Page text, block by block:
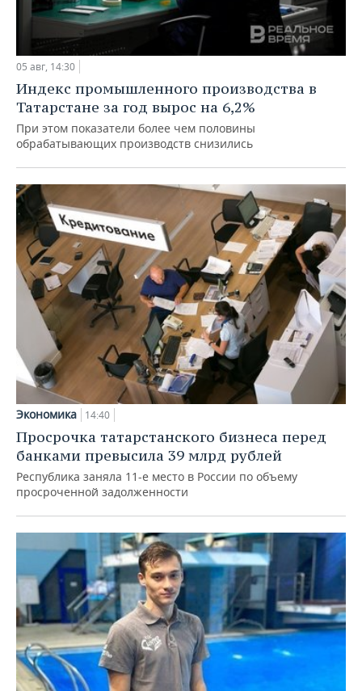
05 авг, 14:30
Индекс промышленного производства в
Татарстане за год вырос на 6,2%
При этом показатели более чем половины
обрабатывающих производств снизились
Экономика 14:40
Просрочка татарстанского бизнеса перед
банками превысила 39 млрд рублей
Республика заняла 11-е место в России по объему
просроченной задолженности